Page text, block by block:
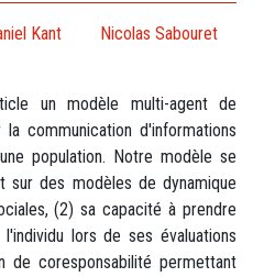
Kant Nicolas Sabouret
un modèle multi-agent de
communication d'informations
population. Notre modèle se
sur des modèles de dynamique
(2) sa capacité à prendre
lors de ses évaluations
de coresponsabilité permettant